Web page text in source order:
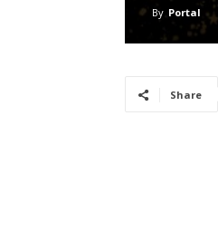
By Portal
Share